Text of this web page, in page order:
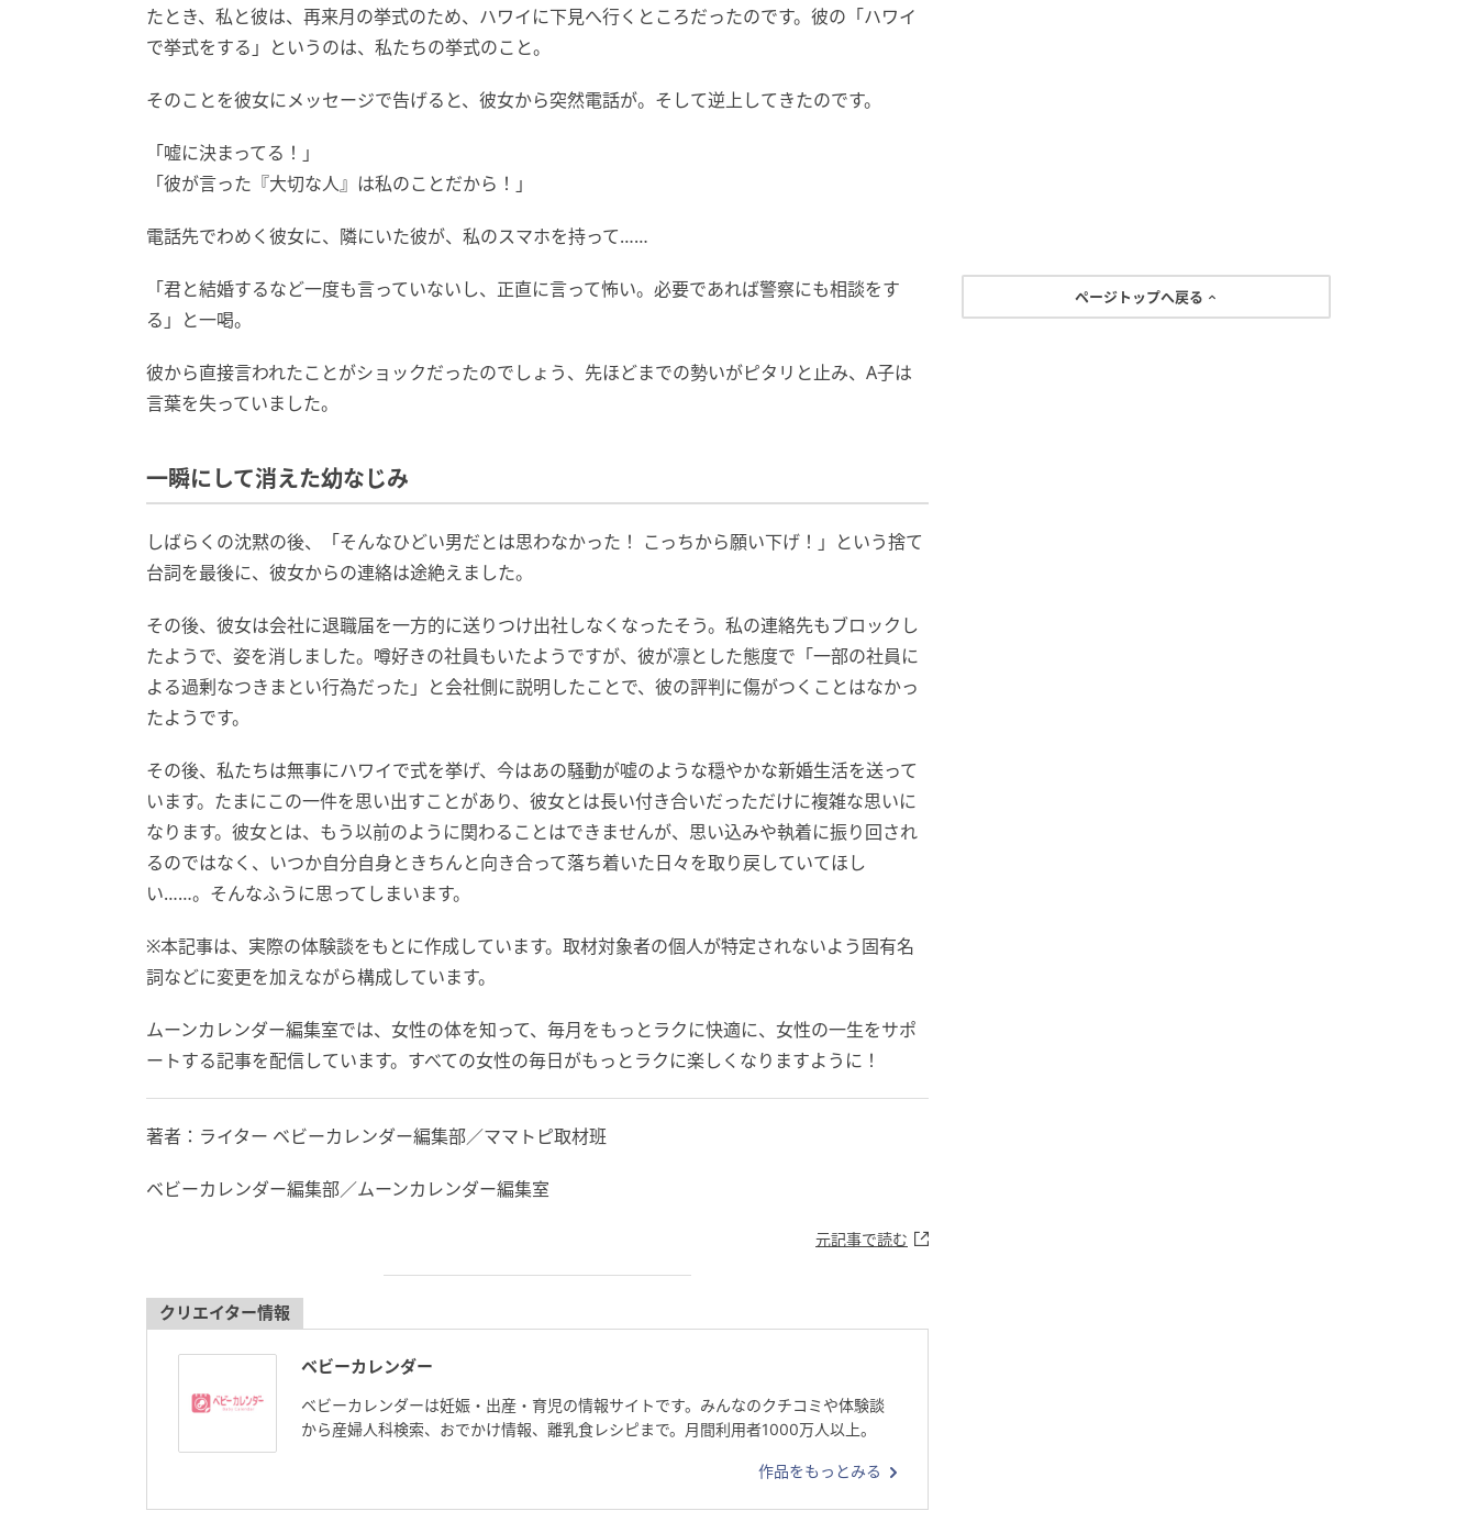
たとき、私と彼は、再来月の挙式のため、ハワイに下見へ行くところだったのです。彼の「ハワイ
で挙式をする」というのは、私たちの挙式のこと。
そのことを彼女にメッセージで告げると、彼女から突然電話が。そして逆上してきたのです。
「嘘に決まってる！」
「彼が言った『大切な人』は私のことだから！」
電話先でわめく彼女に、隣にいた彼が、私のスマホを持って……
「君と結婚するなど一度も言っていないし、正直に言って怖い。必要であれば警察にも相談をす
る」と一喝。
彼から直接言われたことがショックだったのでしょう、先ほどまでの勢いがピタリと止み、A子は
言葉を失っていました。
一瞬にして消えた幼なじみ
しばらくの沈黙の後、「そんなひどい男だとは思わなかった！ こっちから願い下げ！」という捨て
台詞を最後に、彼女からの連絡は途絶えました。
その後、彼女は会社に退職届を一方的に送りつけ出社しなくなったそう。私の連絡先もブロックし
たようで、姿を消しました。噂好きの社員もいたようですが、彼が凛とした態度で「一部の社員に
よる過剰なつきまとい行為だった」と会社側に説明したことで、彼の評判に傷がつくことはなかっ
たようです。
その後、私たちは無事にハワイで式を挙げ、今はあの騒動が嘘のような穏やかな新婚生活を送って
います。たまにこの一件を思い出すことがあり、彼女とは長い付き合いだっただけに複雑な思いに
なります。彼女とは、もう以前のように関わることはできませんが、思い込みや執着に振り回され
るのではなく、いつか自分自身ときちんと向き合って落ち着いた日々を取り戻していてほし
い……。そんなふうに思ってしまいます。
※本記事は、実際の体験談をもとに作成しています。取材対象者の個人が特定されないよう固有名
詞などに変更を加えながら構成しています。
ムーンカレンダー編集室では、女性の体を知って、毎月をもっとラクに快適に、女性の一生をサポ
ートする記事を配信しています。すべての女性の毎日がもっとラクに楽しくなりますように！
著者：ライター ベビーカレンダー編集部／ママトピ取材班
ベビーカレンダー編集部／ムーンカレンダー編集室
元記事で読む
クリエイター情報
ベビーカレンダー
ベビーカレンダーは妊娠・出産・育児の情報サイトです。みんなのクチコミや体験談
から産婦人科検索、おでかけ情報、離乳食レシピまで。月間利用者1000万人以上。
作品をもっとみる
ページトップへ戻る